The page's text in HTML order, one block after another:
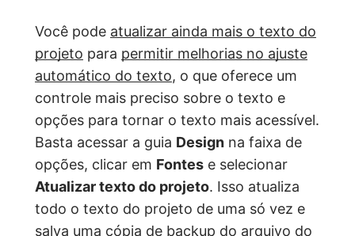
Você pode atualizar ainda mais o texto do
projeto para permitir melhorias no ajuste
automático do texto, o que oferece um
controle mais preciso sobre o texto e
opções para tornar o texto mais acessível.
Basta acessar a guia Design na faixa de
opções, clicar em Fontes e selecionar
Atualizar texto do projeto. Isso atualiza
todo o texto do projeto de uma só vez e
salva uma cópia de backup do arquivo do